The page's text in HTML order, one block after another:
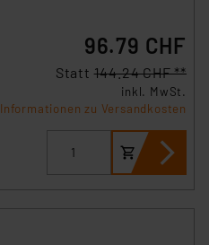
96.79 CHF
Statt144.24 CHF **
inkl. MwSt.
Informationen zu Versandkosten